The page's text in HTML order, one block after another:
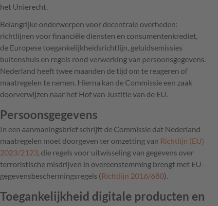
het Unierecht.
Belangrijke onderwerpen voor decentrale overheden:
richtlijnen voor financiële diensten en consumentenkrediet,
de Europese toegankelijkheidsrichtlijn, geluidsemissies
buitenshuis en regels rond verwerking van persoonsgegevens.
Nederland heeft twee maanden de tijd om te reageren of
maatregelen te nemen. Hierna kan de Commissie een zaak
doorverwijzen naar het Hof van Justitie van de EU.
Persoonsgegevens
In een aanmaningsbrief schrijft de Commissie dat Nederland
maatregelen moet doorgeven ter omzetting van Richtlijn (EU)
2023/2123 , die regels voor uitwisseling van gegevens over
terroristische misdrijven in overeenstemming brengt met EU-
gegevensbeschermingsregels (Richtlijn 2016/680).
Toegankelijkheid digitale producten en